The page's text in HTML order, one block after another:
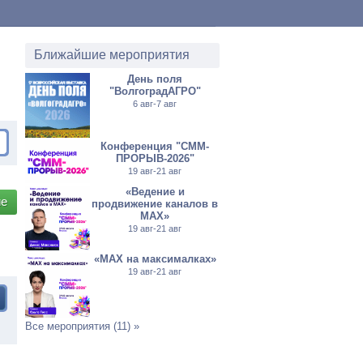
Ближайшие мероприятия
День поля
"ВолгоградАГРО"
6 авг-7 авг
Конференция "СММ-
ПРОРЫВ-2026"
19 авг-21 авг
«Ведение и
продвижение каналов в
МАХ»
19 авг-21 авг
«MAX на максималках»
19 авг-21 авг
Все мероприятия (11) »